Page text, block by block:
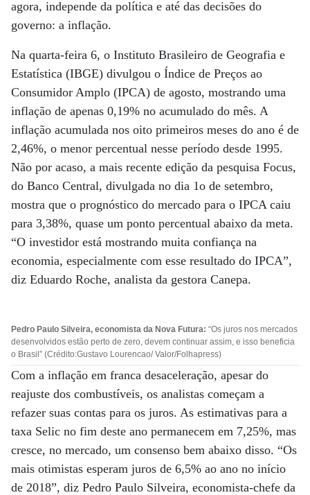
agora, independe da política e até das decisões do
governo: a inflação.
Na quarta-feira 6, o Instituto Brasileiro de Geografia e
Estatística (IBGE) divulgou o Índice de Preços ao
Consumidor Amplo (IPCA) de agosto, mostrando uma
inflação de apenas 0,19% no acumulado do mês. A
inflação acumulada nos oito primeiros meses do ano é de
2,46%, o menor percentual nesse período desde 1995.
Não por acaso, a mais recente edição da pesquisa Focus,
do Banco Central, divulgada no dia 1o de setembro,
mostra que o prognóstico do mercado para o IPCA caiu
para 3,38%, quase um ponto percentual abaixo da meta.
“O investidor está mostrando muita confiança na
economia, especialmente com esse resultado do IPCA”,
diz Eduardo Roche, analista da gestora Canepa.
Pedro Paulo Silveira, economista da Nova Futura: “Os juros nos mercados
desenvolvidos estão perto de zero, devem continuar assim, e isso beneficia
o Brasil” (Crédito:Gustavo Lourencao/ Valor/Folhapress)
Com a inflação em franca desaceleração, apesar do
reajuste dos combustíveis, os analistas começam a
refazer suas contas para os juros. As estimativas para a
taxa Selic no fim deste ano permanecem em 7,25%, mas
cresce, no mercado, um consenso bem abaixo disso. “Os
mais otimistas esperam juros de 6,5% ao ano no início
de 2018”, diz Pedro Paulo Silveira, economista-chefe da